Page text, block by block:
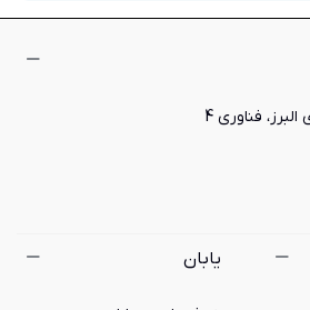
دوش زرین آب
ویژه‌ای در بازار تجهیزات حمام پیدا
منحصر به فردی بوده و از مواد با
ضد زنگ تولید می شوند که
فناوری 4
یابان